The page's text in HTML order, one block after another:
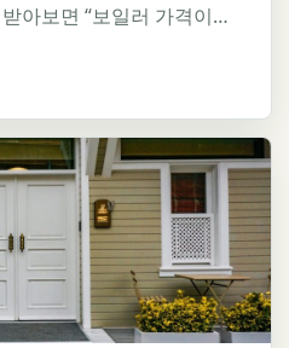
아보면 “보일러 가격이…